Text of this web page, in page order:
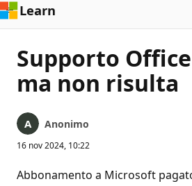
Learn
Supporto
ma non risulta
Anonimo
16 nov 2024, 10:22
Abbonamento a Microsoft